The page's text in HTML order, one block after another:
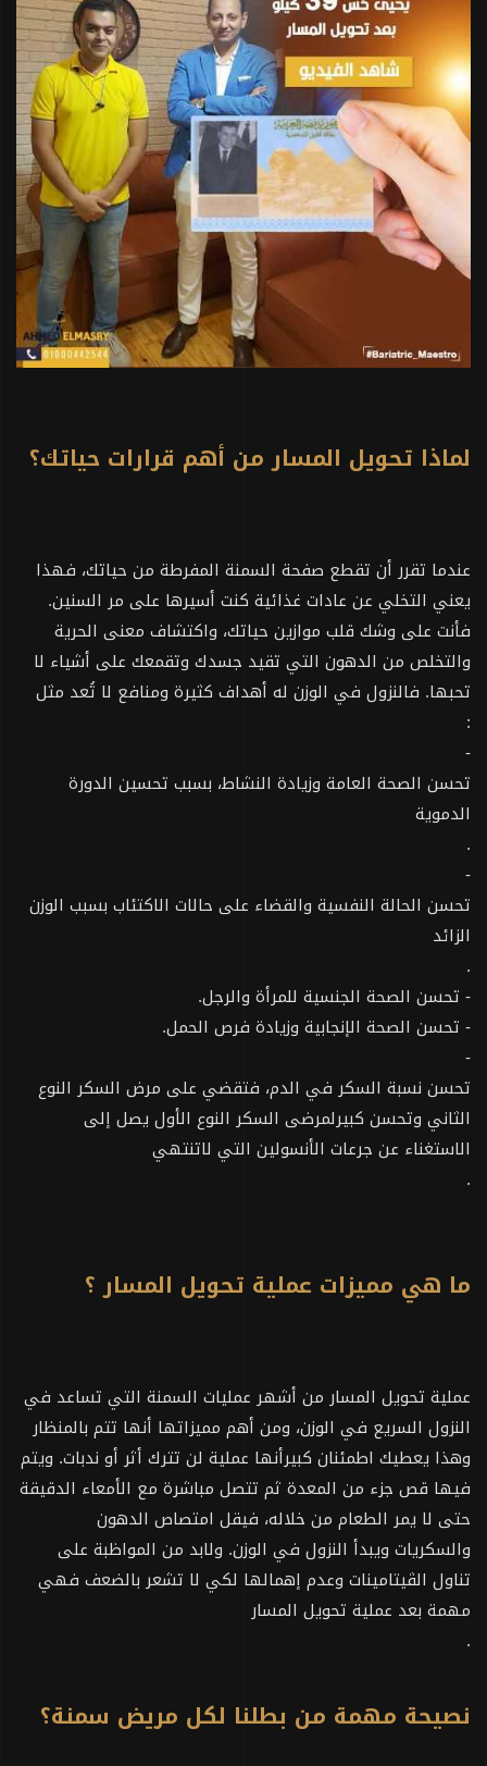
لماذا تحويل المسار من أهم قرارات حياتك؟
عندما تقرر أن تقطع صفحة السمنة المفرطة من حياتك، فهذا
يعني التخلي عن عادات غذائية كنت أسيرها على مر السنين.
فأنت على وشك قلب موازين حياتك، واكتشاف معنى الحرية
والتخلص من الدهون التي تقيد جسدك وتقمعك على أشياء لا
تحبها. فالنزول في الوزن له أهداف كثيرة ومنافع لا تُعد مثل
:
-
تحسن الصحة العامة وزيادة النشاط، بسبب تحسين الدورة
الدموية
.
-
تحسن الحالة النفسية والقضاء على حالات الاكتئاب بسبب الوزن
الزائد
.
- تحسن الصحة الجنسية للمرأة والرجل.
- تحسن الصحة الإنجابية وزيادة فرص الحمل.
-
تحسن نسبة السكر في الدم، فتقضي على مرض السكر النوع
الثاني وتحسن كبيرلمرضى السكر النوع الأول يصل إلى
الاستغناء عن جرعات الأنسولين التي لاتنتهي
.
ما هي مميزات عملية تحويل المسار ؟
عملية تحويل المسار من أشهر عمليات السمنة التي تساعد في
النزول السريع في الوزن، ومن أهم مميزاتها أنها تتم بالمنظار
وهذا يعطيك اطمئنان كبيرأنها عملية لن تترك أثر أو ندبات. ويتم
فيها قص جزء من المعدة ثم تتصل مباشرة مع الأمعاء الدقيقة
حتى لا يمر الطعام من خلاله، فيقل امتصاص الدهون
والسكريات ويبدأ النزول في الوزن. ولابد من المواظبة على
تناول الڤيتامينات وعدم إهمالها لكي لا تشعر بالضعف فهي
مهمة بعد عملية تحويل المسار
.
نصيحة مهمة من بطلنا لكل مريض سمنة؟